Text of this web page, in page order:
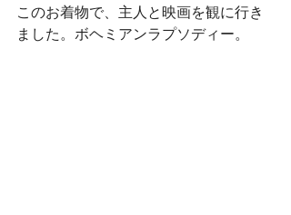
このお着物で、主人と映画を観に行き
ました。ボヘミアンラプソディー。